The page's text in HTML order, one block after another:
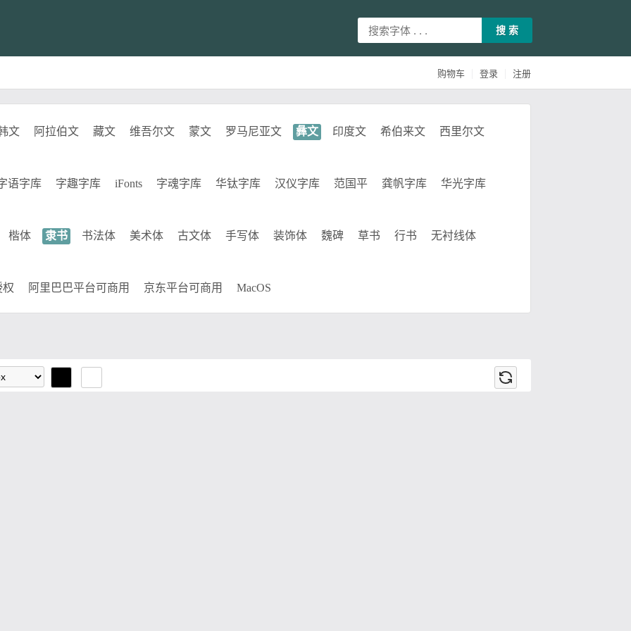
搜 索
购物车 登录 注册
文 阿拉伯文 藏文 维吾尔文 蒙文 罗马尼亚文 彝文 印度文 希伯来文 西里尔文
语字库 字趣字库 iFonts 字魂字库 华钛字库 汉仪字库 范国平 龚帆字库 华光字库
楷体 隶书 书法体 美术体 古文体 手写体 装饰体 魏碑 草书 行书 无衬线体
权 阿里巴巴平台可商用 京东平台可商用 MacOS